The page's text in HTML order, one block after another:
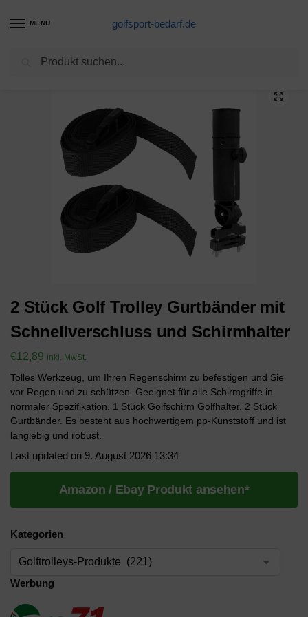
MENU golfsport-bedarf.de
Golftrolleys-Produkte
2 Stück Golf Trolley Gurtbänder mit
Schnellverschluss und Schirmhalter
€12,89 inkl. MwSt.
Tolles Werkzeug, um Ihren Regenschirm zu befestigen und Sie
vor Regen und zu schützen. Geeignet für alle Schirmgriffe in
normaler Spezifikation. 1 Stück Golfschirm Golfhalter. 2 Stück
Gurtbänder. Es besteht aus hochwertigem pp-Kunststoff und ist
langlebig und robust.
Last updated on 9. August 2026 13:34
Amazon / Ebay Produkt ansehen*
Kategorien
Werbung